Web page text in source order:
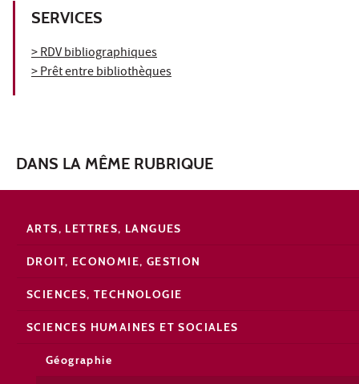
SERVICES
> RDV bibliographiques
> Prêt entre bibliothèques
DANS LA MÊME RUBRIQUE
ARTS, LETTRES, LANGUES
DROIT, ECONOMIE, GESTION
SCIENCES, TECHNOLOGIE
SCIENCES HUMAINES ET SOCIALES
Géographie